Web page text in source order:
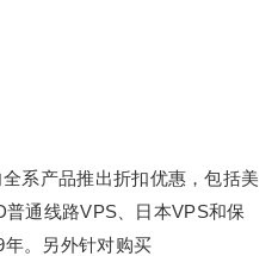
系产品推出折扣优惠，包括美
通线路VPS、日本VPS和保
。另外针对购买